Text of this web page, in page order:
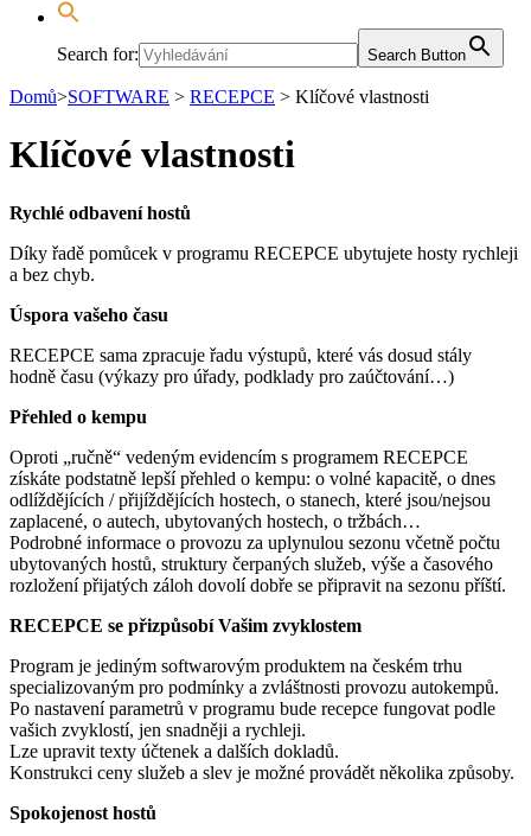
Search for: Search Button
Domů>SOFTWARE > RECEPCE > Klíčové vlastnosti
Klíčové vlastnosti
Rychlé odbavení hostů
Díky řadě pomůcek v programu RECEPCE ubytujete hosty rychleji
a bez chyb.
Úspora vašeho času
RECEPCE sama zpracuje řadu výstupů, které vás dosud stály
hodně času (výkazy pro úřady, podklady pro zaúčtování…)
Přehled o kempu
Oproti „ručně“ vedeným evidencím s programem RECEPCE
získáte podstatně lepší přehled o kempu: o volné kapacitě, o dnes
odlíždějících / přijíždějících hostech, o stanech, které jsou/nejsou
zaplacené, o autech, ubytovaných hostech, o tržbách…
Podrobné informace o provozu za uplynulou sezonu včetně počtu
ubytovaných hostů, struktury čerpaných služeb, výše a časového
rozložení přijatých záloh dovolí dobře se připravit na sezonu příští.
RECEPCE se přizpůsobí Vašim zvyklostem
Program je jediným softwarovým produktem na českém trhu
specializovaným pro podmínky a zvláštnosti provozu autokempů.
Po nastavení parametrů v programu bude recepce fungovat podle
vašich zvyklostí, jen snadněji a rychleji.
Lze upravit texty účtenek a dalších dokladů.
Konstrukci ceny služeb a slev je možné provádět několika způsoby.
Spokojenost hostů